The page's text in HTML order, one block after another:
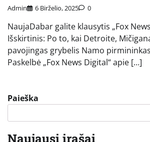
Admin 6 Birželio, 2025 0
NaujaDabar galite klausytis „Fox
Išskirtinis: Po to, kai Detroite,
pavojingas grybelis Namo
Paskelbė „Fox News Digital“ apie […]
Paieška
Naujausi įrašai